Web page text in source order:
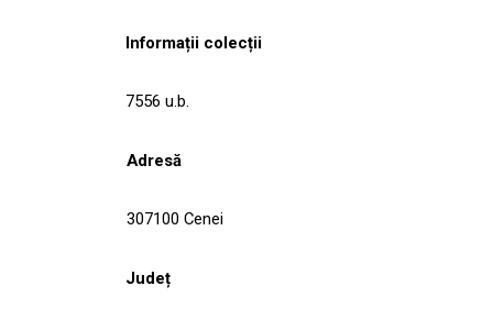
Informații colecții
7556 u.b.
Adresă
307100 Cenei
Județ